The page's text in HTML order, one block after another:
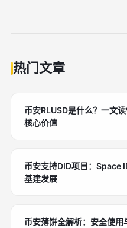
热门文章
币安RLUSD是什么？一文
核心价值
币安支持DID项目：Space
基建发展
币安薄饼全解析：安全使用